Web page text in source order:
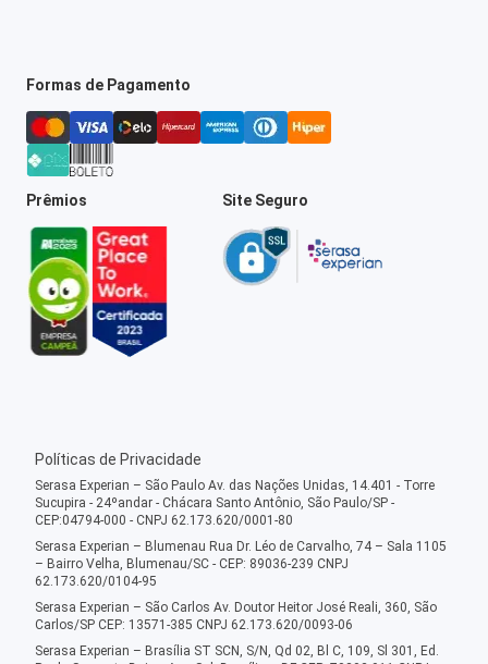
Formas de Pagamento
Prêmios Site Seguro
Políticas de Privacidade
Serasa Experian – São Paulo Av. das Nações Unidas, 14.401 - Torre
Sucupira - 24ºandar - Chácara Santo Antônio, São Paulo/SP -
CEP:04794-000 - CNPJ 62.173.620/0001-80
Serasa Experian – Blumenau Rua Dr. Léo de Carvalho, 74 – Sala 1105
– Bairro Velha, Blumenau/SC - CEP: 89036-239 CNPJ
62.173.620/0104-95
Serasa Experian – São Carlos Av. Doutor Heitor José Reali, 360, São
Carlos/SP CEP: 13571-385 CNPJ 62.173.620/0093-06
Serasa Experian – Brasília ST SCN, S/N, Qd 02, Bl C, 109, Sl 301, Ed.